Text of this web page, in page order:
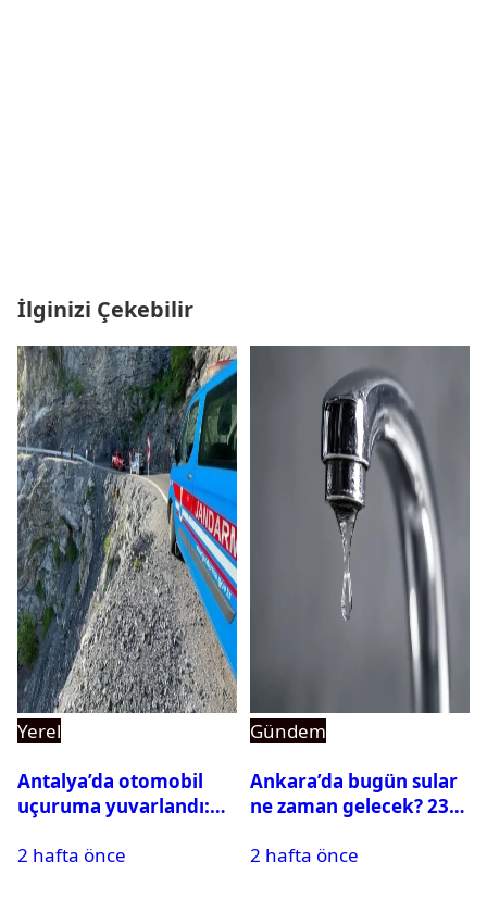
İlginizi Çekebilir
Yerel
Antalya’da otomobil
uçuruma yuvarlandı:
var
2 hafta önce
Gündem
Ankara’da bugün sular
ne zaman gelecek? 23
su kesintisi sorgulama
2 hafta önce